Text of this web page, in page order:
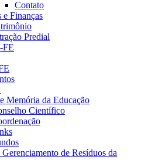
Contato
e Finanças
Predial
FE
Memória da Educação
Científico
de Resíduos da